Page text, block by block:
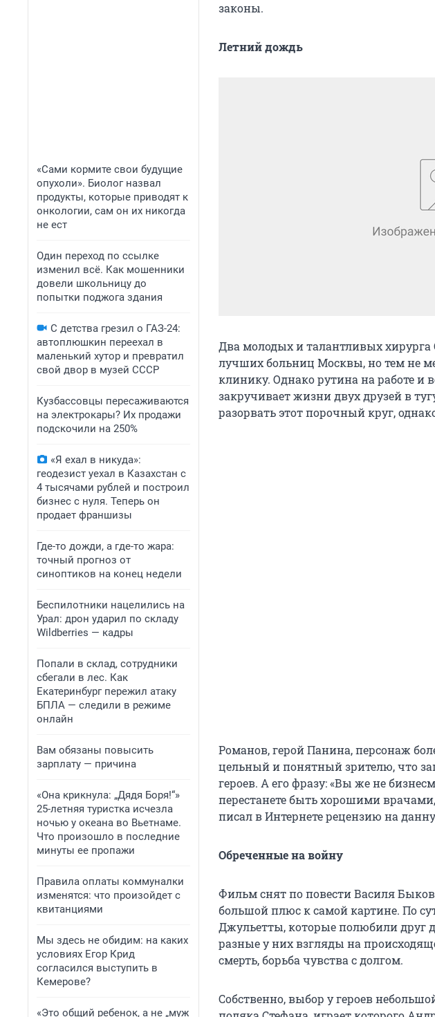
«Сами кормите свои будущие
опухоли». Биолог назвал
продукты, которые приводят к
онкологии, сам он их никогда
не ест
Один переход по ссылке
изменил всё. Как мошенники
довели школьницу до
попытки поджога здания
С детства грезил о ГАЗ-24:
автоплюшкин переехал в
маленький хутор и превратил
свой двор в музей СССР
Кузбассовцы пересаживаются
на электрокары? Их продажи
подскочили на 250%
«Я ехал в никуда»:
геодезист уехал в Казахстан с
4 тысячами рублей и построил
бизнес с нуля. Теперь он
продает франшизы
Где-то дожди, а где-то жара:
точный прогноз от
синоптиков на конец недели
Беспилотники нацелились на
Урал: дрон ударил по складу
Wildberries — кадры
Попали в склад, сотрудники
сбегали в лес. Как
Екатеринбург пережил атаку
БПЛА — следили в режиме
онлайн
Вам обязаны повысить
зарплату — причина
«Она крикнула: „Дядя Боря!“»
25-летняя туристка исчезла
ночью у океана во Вьетнаме.
Что произошло в последние
минуты ее пропажи
Правила оплаты коммуналки
изменятся: что произойдет с
квитанциями
Мы здесь не обидим: на каких
условиях Егор Крид
согласился выступить в
Кемерове?
«Это общий ребенок, а не „муж
законы.
Летний дождь
Два молодых и талантливых
лучших больниц Москвы, но тем не
клинику. Однако рутина на работе и
закручивает жизни двух друзей в
разорвать этот порочный круг,
Романов, герой Панина, персонаж
цельный и понятный зрителю, что
героев. А его фразу: «Вы же не
перестанете быть хорошими
писал в Интернете рецензию на
Обреченные на войну
Фильм снят по повести Василя
большой плюс к самой картине. По
Джульетты, которые полюбили друг
разные у них взгляды на
смерть, борьба чувства с долгом.
Собственно, выбор у героев